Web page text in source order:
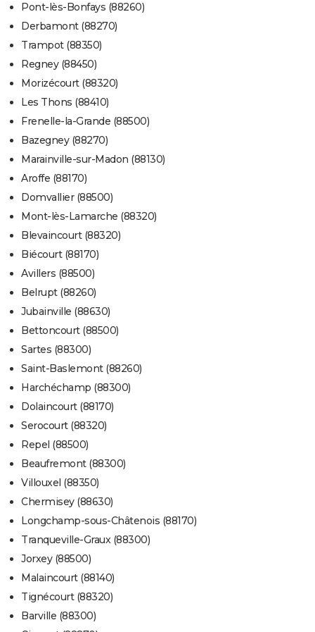
Pont-lès-Bonfays (88260)
Derbamont (88270)
Trampot (88350)
Regney (88450)
Morizécourt (88320)
Les Thons (88410)
Frenelle-la-Grande (88500)
Bazegney (88270)
Marainville-sur-Madon (88130)
Aroffe (88170)
Domvallier (88500)
Mont-lès-Lamarche (88320)
Blevaincourt (88320)
Biécourt (88170)
Avillers (88500)
Belrupt (88260)
Jubainville (88630)
Bettoncourt (88500)
Sartes (88300)
Saint-Baslemont (88260)
Harchéchamp (88300)
Dolaincourt (88170)
Serocourt (88320)
Repel (88500)
Beaufremont (88300)
Villouxel (88350)
Chermisey (88630)
Longchamp-sous-Châtenois (88170)
Tranqueville-Graux (88300)
Jorxey (88500)
Malaincourt (88140)
Tignécourt (88320)
Barville (88300)